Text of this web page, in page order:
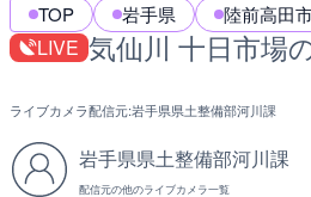
TOP 岩手県 陸前高田
LIVE 気仙川 十日市場
ライブカメラ配信元:岩手県県土整備部河川課
岩手県県土整備部河川課
配信元の他のライブカメラ一覧